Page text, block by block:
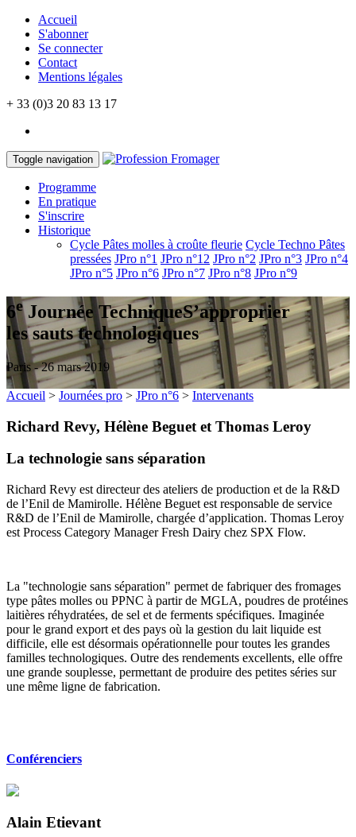
Accueil
S'abonner
Se connecter
Contact
Mentions légales
+ 33 (0)3 20 83 13 17
Toggle navigation
Programme
En pratique
S'inscrire
Historique
Cycle Pâtes molles à croûte fleurie Cycle Techno Pâtes
pressées JPro n°1 JPro n°12 JPro n°2 JPro n°3 JPro n°4
JPro n°5 JPro n°6 JPro n°7 JPro n°8 JPro n°9
6eJournée TechniqueS’approprier
les sauts technologiques
Paris - 26 mars 2019
Accueil > Journées pro > JPro n°6 > Intervenants
Richard Revy, Hélène Beguet et Thomas Leroy
La technologie sans séparation
Richard Revy est directeur des ateliers de production et de la R&D
de l’Enil de Mamirolle. Hélène Beguet est responsable de service
R&D de l’Enil de Mamirolle, chargée d’application. Thomas Leroy
est Process Category Manager Fresh Dairy chez SPX Flow.
La "technologie sans séparation" permet de fabriquer des fromages
type pâtes molles ou PPNC à partir de MGLA, poudres de protéines
laitières réhydratées, de sel et de ferments spécifiques. Imaginée
pour le grand export et des pays où la gestion du lait liquide est
difficile, elle est désormais opérationnelle pour toutes les grandes
familles technologiques. Outre des rendements excellents, elle offre
une grande souplesse, permettant de produire des petites séries sur
une même ligne de fabrication.
Conférenciers
Alain Etievant